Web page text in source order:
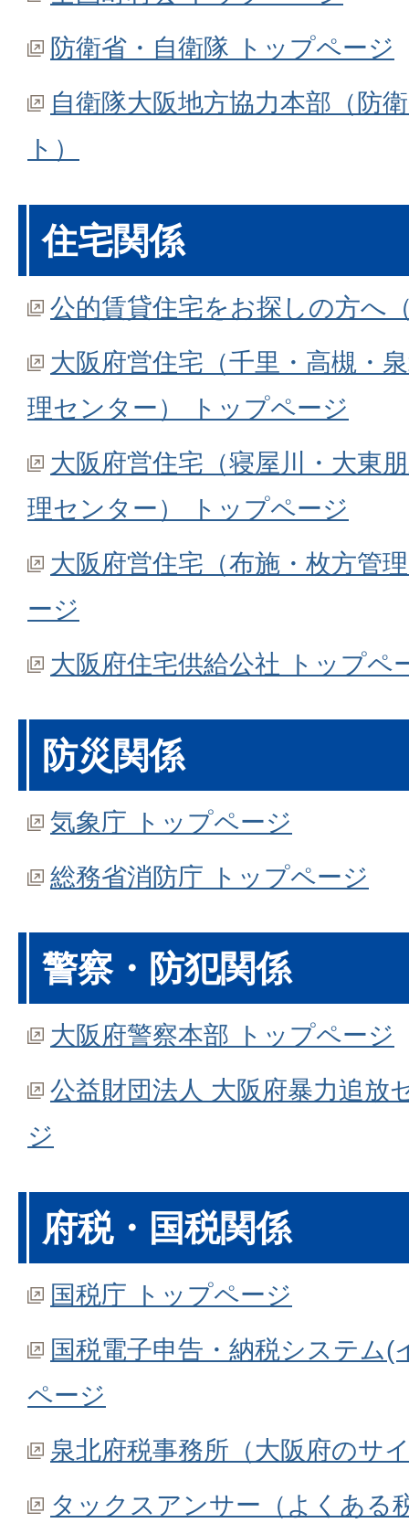
防衛省・自衛隊 トップページ
自衛隊大阪地方協力本部（防
ト）
住宅関係
公的賃貸住宅をお探しの方へ
大阪府営住宅（千里・高槻・
理センター） トップページ
大阪府営住宅（寝屋川・大東
理センター） トップページ
大阪府営住宅（布施・枚方管
ージ
大阪府住宅供給公社 トップペ
防災関係
気象庁 トップページ
総務省消防庁 トップページ
警察・防犯関係
大阪府警察本部 トップページ
公益財団法人 大阪府暴力追放
ジ
府税・国税関係
国税庁 トップページ
国税電子申告・納税システム
ページ
泉北府税事務所（大阪府のサ
タックスアンサー（よくある